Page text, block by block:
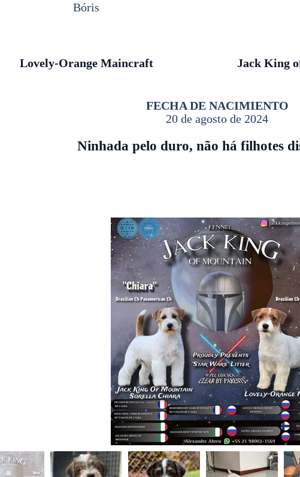
Bóris
Lovely-Orange Maincraft Jack King
FECHA DE NACIMIENTO
20 de agosto de 2024
Ninhada pelo duro, não há filhotes